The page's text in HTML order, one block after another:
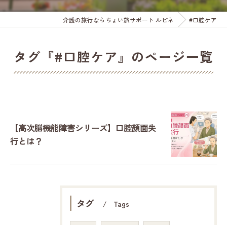
介護の旅行ならちょい旅サポート ルピネ #口腔ケア
タグ『#口腔ケア』のページ一覧
【高次脳機能障害シリーズ】口腔顔面失
行とは？
タグ Tags